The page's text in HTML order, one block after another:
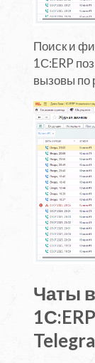
Поиск и
1С:ERP
вызовы по
Чаты